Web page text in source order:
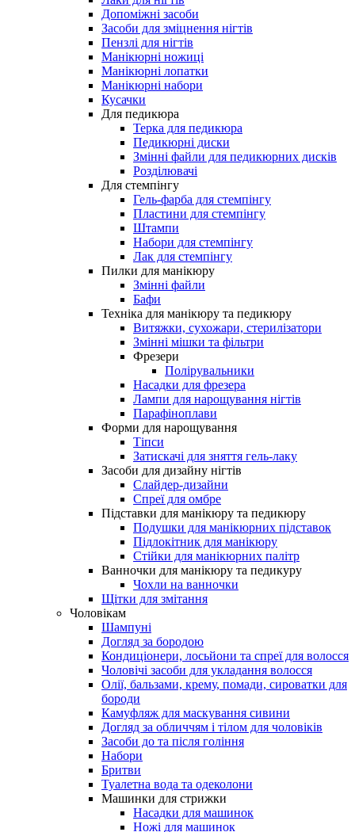
Допоміжні засоби
Засоби для зміцнення нігтів
Пензлі для нігтів
Манікюрні ножиці
Манікюрні лопатки
Манікюрні набори
Кусачки
Для педикюра
Терка для педикюра
Педикюрні диски
Змінні файли для педикюрних дисків
Розділювачі
Для стемпінгу
Гель-фарба для стемпінгу
Пластини для стемпінгу
Штампи
Набори для стемпінгу
Лак для стемпінгу
Пилки для манікюру
Змінні файли
Бафи
Техніка для манікюру та педикюру
Витяжки, сухожари, стерилізатори
Змінні мішки та фільтри
Фрезери
Полірувальники
Насадки для фрезера
Лампи для нарощування нігтів
Парафіноплави
Форми для нарощування
Тіпси
Затискачі для зняття гель-лаку
Засоби для дизайну нігтів
Слайдер-дизайни
Спреї для омбре
Підставки для манікюру та педикюру
Подушки для манікюрних підставок
Підлокітник для манікюру
Стійки для манікюрних палітр
Ванночки для манікюру та педикуру
Чохли на ванночки
Щітки для змітання
Чоловікам
Шампуні
Догляд за бородою
Кондиціонери, лосьйони та спреї для волосся
Чоловічі засоби для укладання волосся
Олії, бальзами, крему, помади, сироватки для
бороди
Камуфляж для маскування сивини
Догляд за обличчям і тілом для чоловіків
Засоби до та після гоління
Набори
Бритви
Туалетна вода та одеколони
Машинки для стрижки
Насадки для машинок
Ножі для машинок